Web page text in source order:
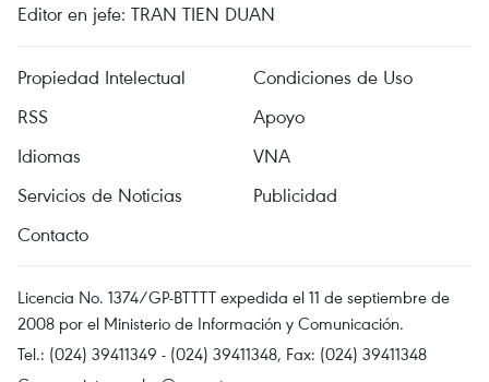
Editor en jefe: TRAN TIEN DUAN
Propiedad Intelectual
Condiciones de Uso
RSS
Apoyo
Idiomas
VNA
Servicios de Noticias
Publicidad
Contacto
Licencia No. 1374/GP-BTTTT expedida el 11 de septiembre de
2008 por el Ministerio de Información y Comunicación.
Tel.: (024) 39411349 - (024) 39411348, Fax: (024) 39411348